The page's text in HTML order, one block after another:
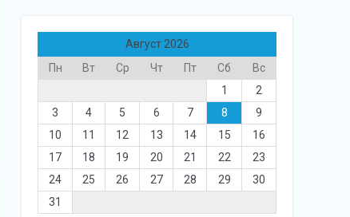
Август 2026
Пн
Вт Ср Чт Пт Сб
Вс
1
2
3
4 5 6 7 8
9
10
11 12 13 14 15
16
17
18 19 20 21 22
23
24
25 26 27 28 29
30
31